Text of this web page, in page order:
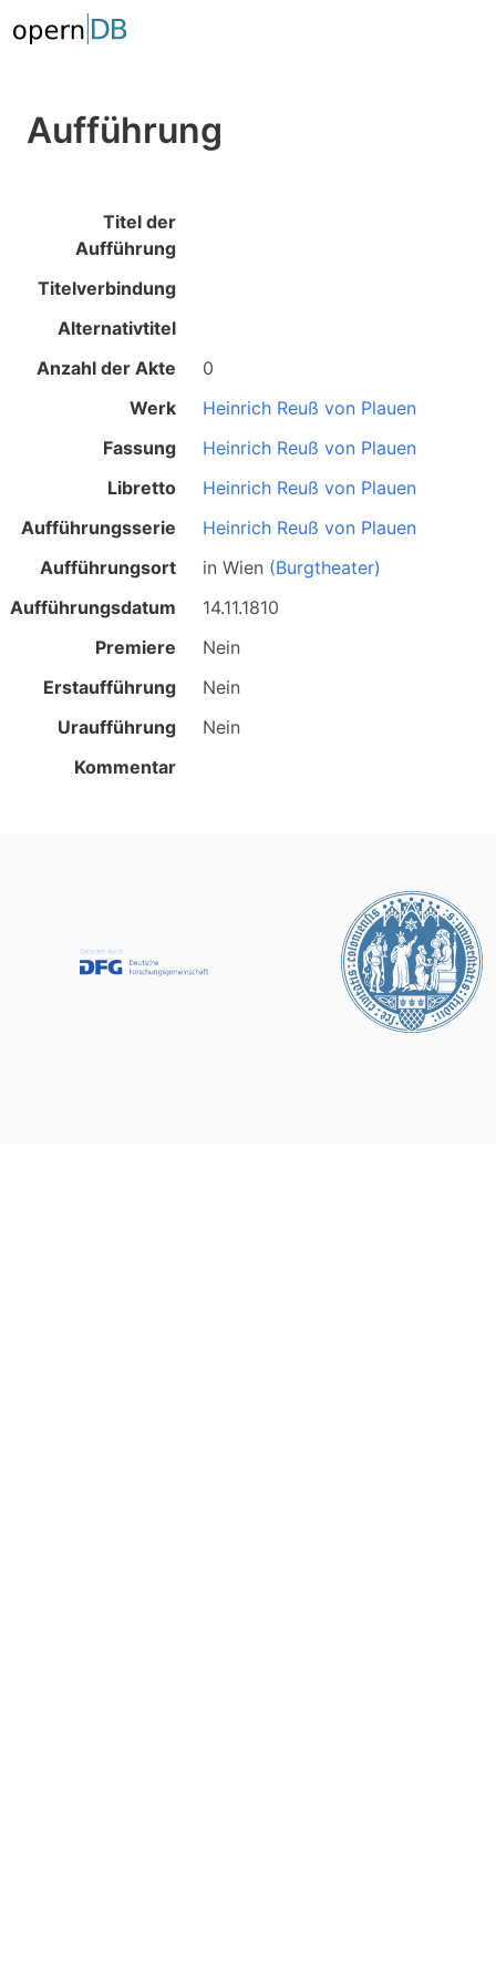
Aufführung
Titel der
Aufführung
Titelverbindung
Alternativtitel
Anzahl der Akte
0
Werk
Heinrich Reuß von Plauen
Fassung
Heinrich Reuß von Plauen
Libretto
Heinrich Reuß von Plauen
Aufführungsserie
Heinrich Reuß von Plauen
Aufführungsort
inWien (Burgtheater)
Aufführungsdatum
14.11.1810
Premiere
Nein
Erstaufführung
Nein
Uraufführung
Nein
Kommentar